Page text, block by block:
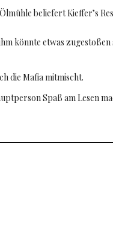
beliefert Kieffer’s
könnte etwas zugestoßen
die Mafia mitmischt.
Spaß am Lesen